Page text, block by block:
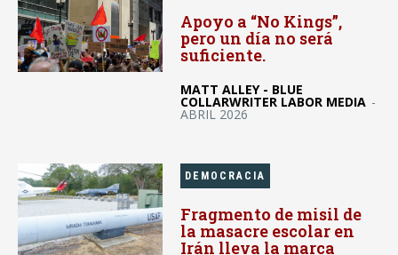
Apoyo a “No Kings”,
pero un día no será
suficiente.
MATT ALLEY - BLUE
COLLARWRITER LABOR MEDIA -
ABRIL 2026
DEMOCRACIA
Fragmento de misil de
la masacre escolar en
Irán lleva la marca